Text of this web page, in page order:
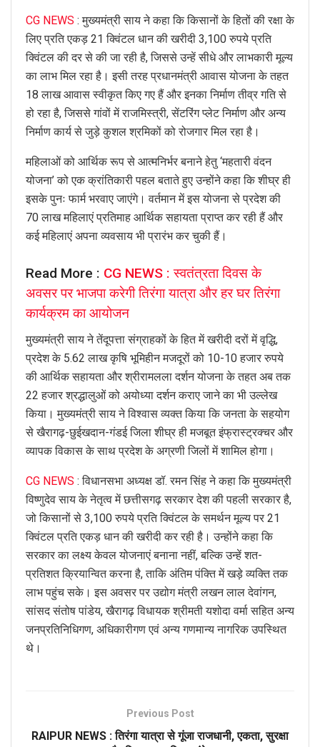
CG NEWS : मुख्यमंत्री साय ने कहा कि किसानों के हितों की रक्षा के
लिए प्रति एकड़ 21 क्विंटल धान की खरीदी 3,100 रुपये प्रति
क्विंटल की दर से की जा रही है, जिससे उन्हें सीधे और लाभकारी मूल्य
का लाभ मिल रहा है। इसी तरह प्रधानमंत्री आवास योजना के तहत
18 लाख आवास स्वीकृत किए गए हैं और इनका निर्माण तीव्र गति से
हो रहा है, जिससे गांवों में राजमिस्त्री, सेंटरिंग प्लेट निर्माण और अन्य
निर्माण कार्य से जुड़े कुशल श्रमिकों को रोजगार मिल रहा है।
महिलाओं को आर्थिक रूप से आत्मनिर्भर बनाने हेतु ‘महतारी वंदन
योजना’ को एक क्रांतिकारी पहल बताते हुए उन्होंने कहा कि शीघ्र ही
इसके पुनः फार्म भरवाए जाएंगे। वर्तमान में इस योजना से प्रदेश की
70 लाख महिलाएं प्रतिमाह आर्थिक सहायता प्राप्त कर रही हैं और
कई महिलाएं अपना व्यवसाय भी प्रारंभ कर चुकी हैं।
Read More : CG NEWS : स्वतंत्रता दिवस के
अवसर पर भाजपा करेगी तिरंगा यात्रा और हर घर तिरंगा
कार्यक्रम का आयोजन
मुख्यमंत्री साय ने तेंदूपत्ता संग्राहकों के हित में खरीदी दरों में वृद्धि,
प्रदेश के 5.62 लाख कृषि भूमिहीन मजदूरों को 10-10 हजार रुपये
की आर्थिक सहायता और श्रीरामलला दर्शन योजना के तहत अब तक
22 हजार श्रद्धालुओं को अयोध्या दर्शन कराए जाने का भी उल्लेख
किया। मुख्यमंत्री साय ने विश्वास व्यक्त किया कि जनता के सहयोग
से खैरागढ़-छुईखदान-गंडई जिला शीघ्र ही मजबूत इंफ्रास्ट्रक्चर और
व्यापक विकास के साथ प्रदेश के अग्रणी जिलों में शामिल होगा।
CG NEWS : विधानसभा अध्यक्ष डॉ. रमन सिंह ने कहा कि मुख्यमंत्री
विष्णुदेव साय के नेतृत्व में छत्तीसगढ़ सरकार देश की पहली सरकार है,
जो किसानों से 3,100 रुपये प्रति क्विंटल के समर्थन मूल्य पर 21
क्विंटल प्रति एकड़ धान की खरीदी कर रही है। उन्होंने कहा कि
सरकार का लक्ष्य केवल योजनाएं बनाना नहीं, बल्कि उन्हें शत-
प्रतिशत क्रियान्वित करना है, ताकि अंतिम पंक्ति में खड़े व्यक्ति तक
लाभ पहुंच सके। इस अवसर पर उद्योग मंत्री लखन लाल देवांगन,
सांसद संतोष पांडेय, खैरागढ़ विधायक श्रीमती यशोदा वर्मा सहित अन्य
जनप्रतिनिधिगण, अधिकारीगण एवं अन्य गणमान्य नागरिक उपस्थित
थे।
Previous Post
RAIPUR NEWS : तिरंगा यात्रा से गूंजा राजधानी, एकता, सुरक्षा